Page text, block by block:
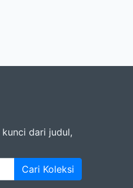
dari judul,
Cari Koleksi